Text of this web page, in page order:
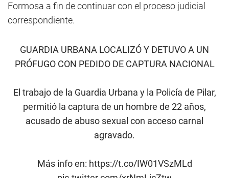
Formosa a fin de continuar con el proceso judicial
correspondiente.
GUARDIA URBANA LOCALIZÓ Y DETUVO A UN
PRÓFUGO CON PEDIDO DE CAPTURA NACIONAL
El trabajo de la Guardia Urbana y la Policía de Pilar,
permitió la captura de un hombre de 22 años,
acusado de abuso sexual con acceso carnal
agravado.
Más info en: https://t.co/IW01VSzMLd